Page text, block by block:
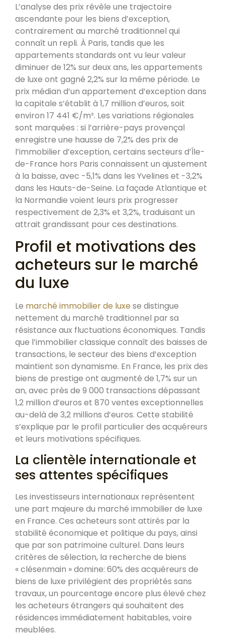
L’analyse des prix révèle une trajectoire
ascendante pour les biens d’exception,
contrairement au marché traditionnel qui
connaît un repli. À Paris, tandis que les
appartements standards ont vu leur valeur
diminuer de 12% sur deux ans, les appartements
de luxe ont gagné 2,2% sur la même période. Le
prix médian d’un appartement d’exception dans
la capitale s’établit à 1,7 million d’euros, soit
environ 17 441 €/m². Les variations régionales
sont marquées : si l’arrière-pays provençal
enregistre une hausse de 7,2% des prix de
l’immobilier d’exception, certains secteurs d’Île-
de-France hors Paris connaissent un ajustement
à la baisse, avec -5,1% dans les Yvelines et -3,2%
dans les Hauts-de-Seine. La façade Atlantique et
la Normandie voient leurs prix progresser
respectivement de 2,3% et 3,2%, traduisant un
attrait grandissant pour ces destinations.
Profil et motivations des
acheteurs sur le marché
du luxe
Le marché immobilier de luxese distingue
nettement du marché traditionnel par sa
résistance aux fluctuations économiques. Tandis
que l’immobilier classique connaît des baisses de
transactions, le secteur des biens d’exception
maintient son dynamisme. En France, les prix des
biens de prestige ont augmenté de 1,7% sur un
an, avec près de 9 000 transactions dépassant
1,2 million d’euros et 870 ventes exceptionnelles
au-delà de 3,2 millions d’euros. Cette stabilité
s’explique par le profil particulier des acquéreurs
et leurs motivations spécifiques.
La clientèle internationale et
ses attentes spécifiques
Les investisseurs internationaux représentent
une part majeure du marché immobilier de luxe
en France. Ces acheteurs sont attirés par la
stabilité économique et politique du pays, ainsi
que par son patrimoine culturel. Dans leurs
critères de sélection, la recherche de biens
« clésenmain » domine: 60% des acquéreurs de
biens de luxe privilégient des propriétés sans
travaux, un pourcentage encore plus élevé chez
les acheteurs étrangers qui souhaitent des
résidences immédiatement habitables, voire
meublées.